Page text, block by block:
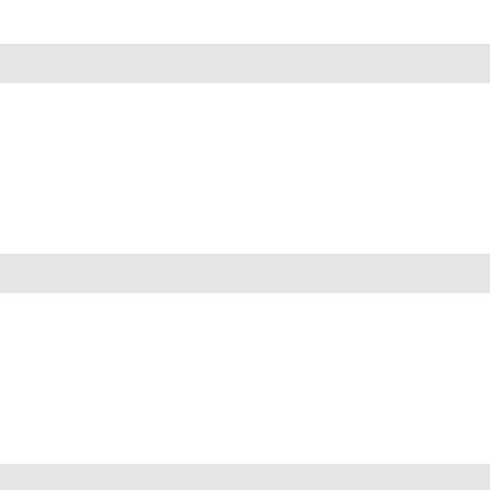
روسیه و کسانی مناسب است که می‌خواهند متنی را بخوانند
می‌گذارد. اگر از داستان‌هایی با سوءتفاهم‌های